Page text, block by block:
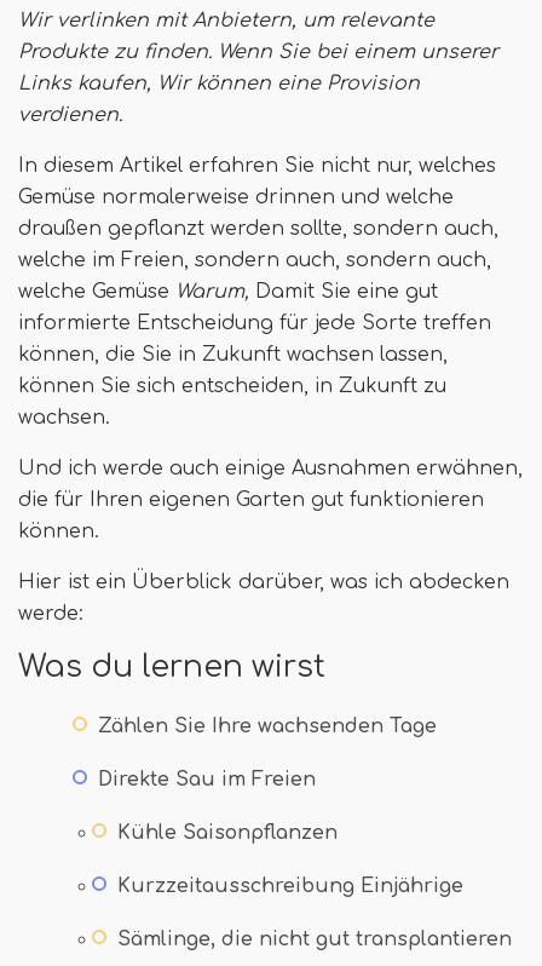
Wir verlinken mit Anbietern, um relevante
Produkte zu finden. Wenn Sie bei einem unserer
Links kaufen, Wir können eine Provision
verdienen.
In diesem Artikel erfahren Sie nicht nur, welches
Gemüse normalerweise drinnen und welche
draußen gepflanzt werden sollte, sondern auch,
welche im Freien, sondern auch, sondern auch,
welche Gemüse Warum, Damit Sie eine gut
informierte Entscheidung für jede Sorte treffen
können, die Sie in Zukunft wachsen lassen,
können Sie sich entscheiden, in Zukunft zu
wachsen.
Und ich werde auch einige Ausnahmen erwähnen,
die für Ihren eigenen Garten gut funktionieren
können.
Hier ist ein Überblick darüber, was ich abdecken
werde:
Was du lernen wirst
Zählen Sie Ihre wachsenden Tage
Direkte Sau im Freien
Kühle Saisonpflanzen
Kurzzeitausschreibung Einjährige
Sämlinge, die nicht gut transplantieren